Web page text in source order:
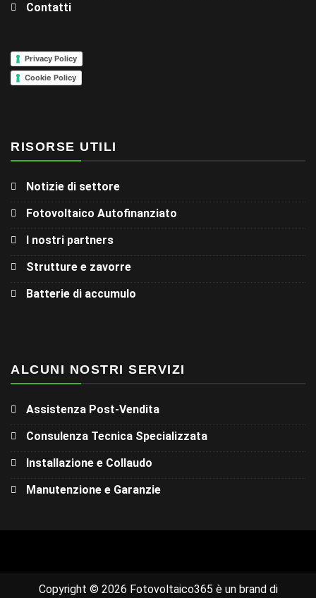
Contatti
Privacy Policy
Cookie Policy
RISORSE UTILI
Notizie di settore
Fotovoltaico Autofinanziato
I nostri partners
Strutture e zavorre
Batterie di accumulo
ALCUNI NOSTRI SERVIZI
Assistenza Post-Vendita
Consulenza Tecnica Specializzata
Installazione e Collaudo
Manutenzione e Garanzie
Copyright © 2026 Fotovoltaico365 è un brand di